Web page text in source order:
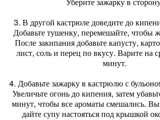
3. В другой кастрюле доведите до
Добавьте тушенку, перемешайте, чтобы
После закипания добавьте капусту,
лист, соль и перец по вкусу. Варите на
минут.
4. Добавьте зажарку в кастрюлю с
Увеличьте огонь до кипения, затем
минут, чтобы все ароматы смешались.
дайте супу настояться под крышкой